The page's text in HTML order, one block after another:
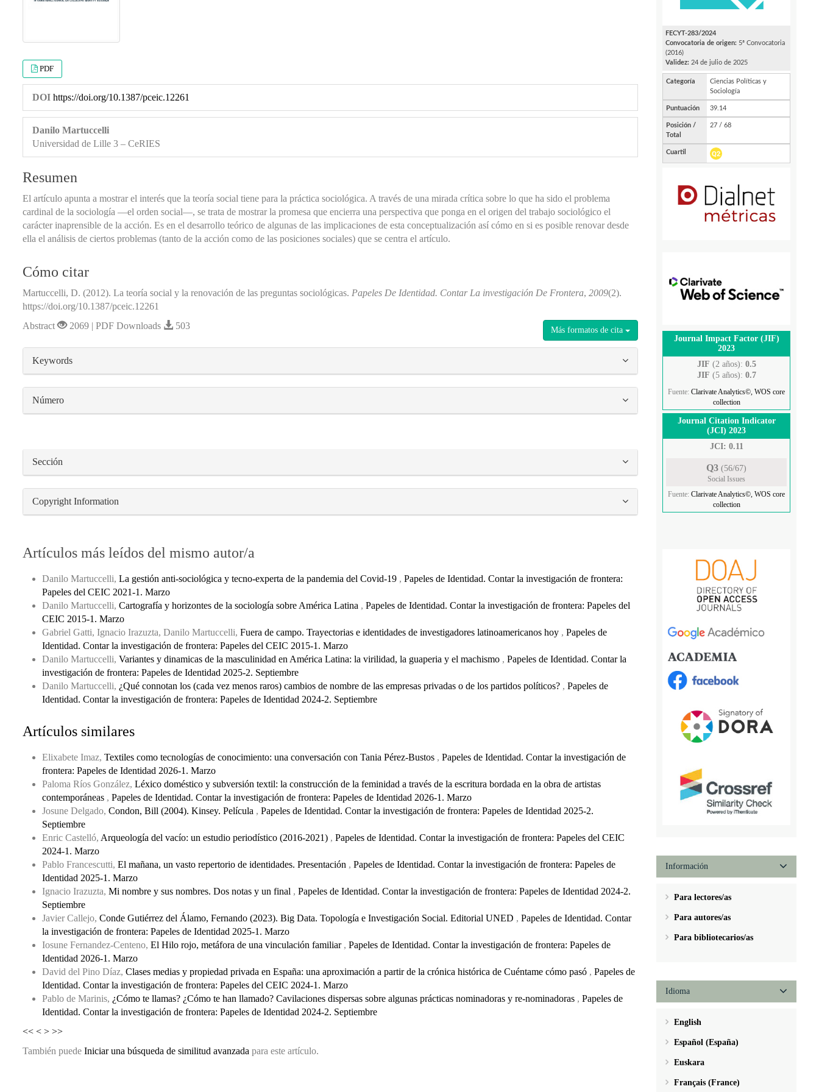
PDF
DOI https://doi.org/10.1387/pceic.12261
Danilo Martuccelli
Universidad de Lille 3 – CeRIES
Resumen
El artículo apunta a mostrar el interés que la teoría social tiene para la práctica sociológica. A través de una mirada crítica sobre lo que ha sido el problema
cardinal de la sociología —el orden social—, se trata de mostrar la promesa que encierra una perspectiva que ponga en el origen del trabajo sociológico el
carácter inaprensible de la acción. Es en el desarrollo teórico de algunas de las implicaciones de esta conceptualización así cómo en si es posible renovar desde
ella el análisis de ciertos problemas (tanto de la acción como de las posiciones sociales) que se centra el artículo.
Cómo citar
Martuccelli, D. (2012). La teoría social y la renovación de las preguntas sociológicas. Papeles De Identidad. Contar La investigación De Frontera, 2009(2).
https://doi.org/10.1387/pceic.12261
Más formatos de cita
Abstract 2069 | PDF Downloads 503
##plugins.themes.bootstrap3.article.details##
Keywords
Número
Sección
Copyright Information
Artículos más leídos del mismo autor/a
Danilo Martuccelli, La gestión anti-sociológica y tecno-experta de la pandemia del Covid-19 , Papeles de Identidad. Contar la investigación de frontera:
Papeles del CEIC 2021-1. Marzo
Danilo Martuccelli, Cartografía y horizontes de la sociología sobre América Latina , Papeles de Identidad. Contar la investigación de frontera: Papeles del
CEIC 2015-1. Marzo
Gabriel Gatti, Ignacio Irazuzta, Danilo Martuccelli, Fuera de campo. Trayectorias e identidades de investigadores latinoamericanos hoy , Papeles de
Identidad. Contar la investigación de frontera: Papeles del CEIC 2015-1. Marzo
Danilo Martuccelli, Variantes y dinamicas de la masculinidad en América Latina: la virilidad, la guaperia y el machismo , Papeles de Identidad. Contar la
investigación de frontera: Papeles de Identidad 2025-2. Septiembre
Danilo Martuccelli, ¿Qué connotan los (cada vez menos raros) cambios de nombre de las empresas privadas o de los partidos políticos? , Papeles de
Identidad. Contar la investigación de frontera: Papeles de Identidad 2024-2. Septiembre
Artículos similares
Elixabete Imaz, Textiles como tecnologías de conocimiento: una conversación con Tania Pérez-Bustos , Papeles de Identidad. Contar la investigación de
frontera: Papeles de Identidad 2026-1. Marzo
Paloma Ríos González, Léxico doméstico y subversión textil: la construcción de la feminidad a través de la escritura bordada en la obra de artistas
contemporáneas , Papeles de Identidad. Contar la investigación de frontera: Papeles de Identidad 2026-1. Marzo
Josune Delgado, Condon, Bill (2004). Kinsey. Película , Papeles de Identidad. Contar la investigación de frontera: Papeles de Identidad 2025-2.
Septiembre
Enric Castelló, Arqueología del vacío: un estudio periodístico (2016-2021) , Papeles de Identidad. Contar la investigación de frontera: Papeles del CEIC
2024-1. Marzo
Pablo Francescutti, El mañana, un vasto repertorio de identidades. Presentación , Papeles de Identidad. Contar la investigación de frontera: Papeles de
Identidad 2025-1. Marzo
Ignacio Irazuzta, Mi nombre y sus nombres. Dos notas y un final , Papeles de Identidad. Contar la investigación de frontera: Papeles de Identidad 2024-2.
Septiembre
Javier Callejo, Conde Gutiérrez del Álamo, Fernando (2023). Big Data. Topología e Investigación Social. Editorial UNED , Papeles de Identidad. Contar
la investigación de frontera: Papeles de Identidad 2025-1. Marzo
Iosune Fernandez-Centeno, El Hilo rojo, metáfora de una vinculación familiar , Papeles de Identidad. Contar la investigación de frontera: Papeles de
Identidad 2026-1. Marzo
David del Pino Díaz, Clases medias y propiedad privada en España: una aproximación a partir de la crónica histórica de Cuéntame cómo pasó , Papeles de
Identidad. Contar la investigación de frontera: Papeles del CEIC 2024-1. Marzo
Pablo de Marinis, ¿Cómo te llamas? ¿Cómo te han llamado? Cavilaciones dispersas sobre algunas prácticas nominadoras y re-nominadoras , Papeles de
Identidad. Contar la investigación de frontera: Papeles de Identidad 2024-2. Septiembre
<< < > >>
También puede Iniciar una búsqueda de similitud avanzada para este artículo.
Journal Impact Factor (JIF)
2023
JIF (2 años): 0.5
JIF (5 años): 0.7
Fuente: Clarivate Analytics©, WOS core
collection
Journal Citation Indicator
(JCI) 2023
JCI: 0.11
Q3 (56/67)
Social Issues
Fuente: Clarivate Analytics©, WOS core
collection
Información
Para lectores/as
Para autores/as
Para bibliotecarios/as
Idioma
English
Español (España)
Euskara
Français (France)